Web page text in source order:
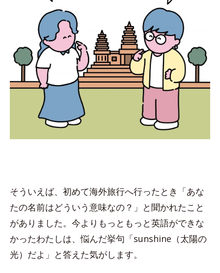
そういえば、初めて海外旅行へ行ったとき「あな
たの名前はどういう意味なの？」と聞かれたこと
がありました。今よりもっともっと英語ができな
かったわたしは、悩んだ挙句「sunshine（太陽の
光）だよ」と答えた気がします。